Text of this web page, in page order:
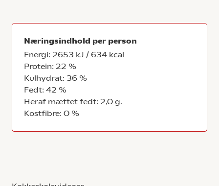
Næringsindhold per person
Energi: 2653 kJ / 634 kcal
Protein: 22 %
Kulhydrat: 36 %
Fedt: 42 %
Heraf mættet fedt: 2,0 g.
Kostfibre: 0 %